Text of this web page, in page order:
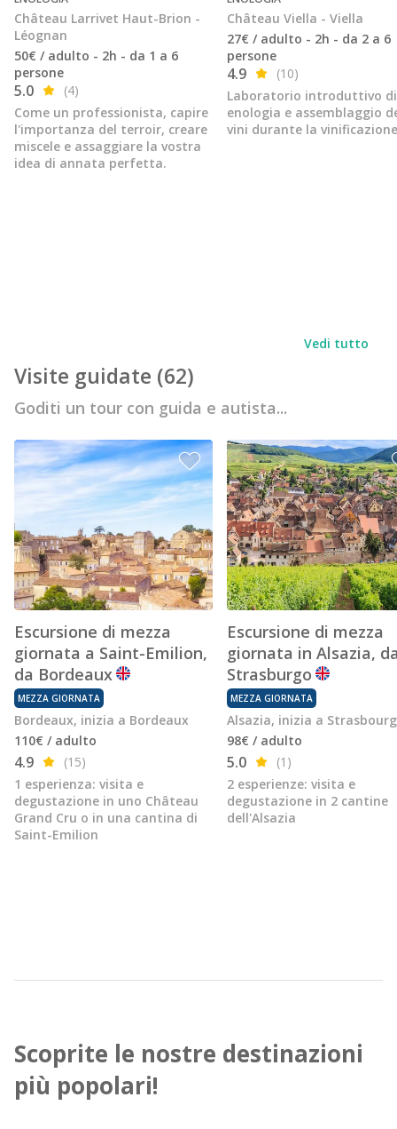
Château Larrivet Haut-Brion -
Léognan
50€ / adulto - 2h - da 1 a 6
persone
5.0
(4)
Come un professionista, capire
l'importanza del terroir, creare
miscele e assaggiare la vostra
idea di annata perfetta.
Château Viella - Viella
27€ / adulto - 2h - da 2 a 6
persone
4.9
(10)
Laboratorio introduttivo di
enologia e assemblaggio
vini durante la vinificazione
Visite guidate (62)
Vedi tutto
Goditi un tour con guida e autista...
Escursione di mezza
giornata a Saint-Emilion,
da Bordeaux
MEZZA GIORNATA
Bordeaux, inizia a Bordeaux
110€ / adulto
4.9
(15)
1 esperienza: visita e
degustazione in uno Château
Grand Cru o in una cantina di
Saint-Emilion
Escursione di mezza
giornata in Alsazia,
Strasburgo
MEZZA GIORNATA
Alsazia, inizia a Strasbourg
98€ / adulto
5.0
(1)
2 esperienze: visita e
degustazione in 2 cantine
dell'Alsazia
Scoprite le nostre destinazioni
più popolari!